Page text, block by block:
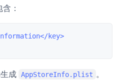
：
key>
成 AppStoreInfo.plist 。